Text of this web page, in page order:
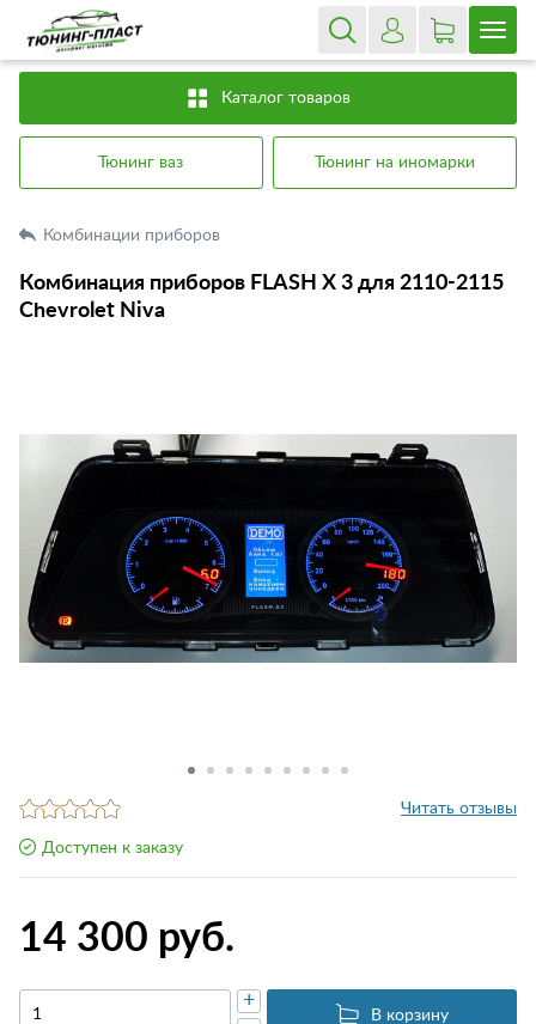
Каталог товаров
Тюнинг ваз Тюнинг на иномарки
Комбинации приборов
Комбинация приборов FLASH X 3 для 2110-2115
Chevrolet Niva
Читать отзывы
Доступен к заказу
14 300 руб.
+
В корзину